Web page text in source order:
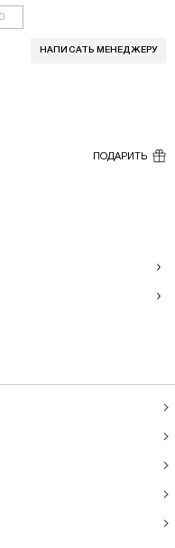
НАПИСАТЬ МЕНЕДЖЕРУ
ПОДАРИТЬ